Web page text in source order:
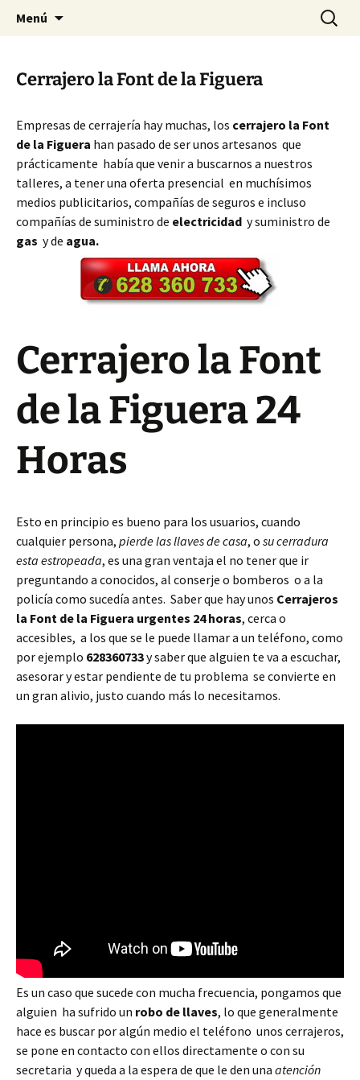
Cerrajeros Valencia – 628 360
733
Menú Buscar:
Cerrajero la Font de la Figuera
Empresas de cerrajería hay muchas, los cerrajero la Font
de la Figuera han pasado de ser unos artesanos que
prácticamente había que venir a buscarnos a nuestros
talleres, a tener una oferta presencial en muchísimos
medios publicitarios, compañías de seguros e incluso
compañías de suministro de electricidad y suministro de
gas y de agua.
Cerrajero la Font
de la Figuera 24
Horas
Esto en principio es bueno para los usuarios, cuando
cualquier persona, pierde las llaves de casa, o su cerradura
esta estropeada, es una gran ventaja el no tener que ir
preguntando a conocidos, al conserje o bomberos o a la
policía como sucedía antes. Saber que hay unos Cerrajeros
la Font de la Figuera urgentes 24 horas, cerca o
accesibles, a los que se le puede llamar a un teléfono, como
por ejemplo 628360733y saber que alguien te va a escuchar,
asesorar y estar pendiente de tu problema se convierte en
un gran alivio, justo cuando más lo necesitamos.
Es un caso que sucede con mucha frecuencia, pongamos que
alguien ha sufrido un robo de llaves, lo que generalmente
hace es buscar por algún medio el teléfono unos cerrajeros,
se pone en contacto con ellos directamente o con su
secretaria y queda a la espera de que le den una atención